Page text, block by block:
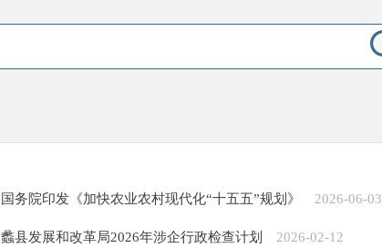
国务院印发《加快农业农村现代化“十五五”规划》 2026-06-03
蠡县发展和改革局2026年涉企行政检查计划 2026-02-12